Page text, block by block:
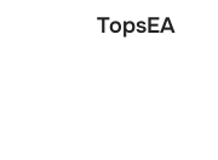
TopsEA